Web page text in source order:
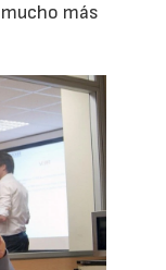
más